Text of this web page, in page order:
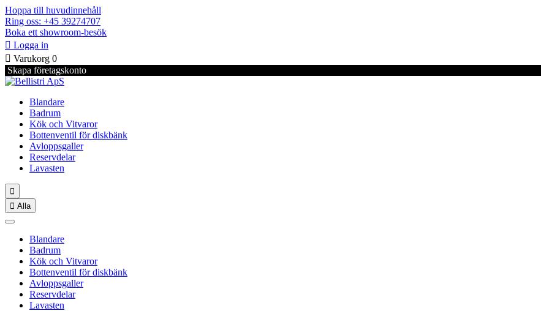
Hoppa till huvudinnehåll
Ring oss: +45 39274707
Boka ett showroom-besök
 Logga in
 Varukorg 0
Skapa företagskonto
Blandare
Badrum
Kök och Vitvaror
Bottenventil för diskbänk
Avloppsgaller
Reservdelar
Lavasten

 Alla
Blandare
Badrum
Kök och Vitvaror
Bottenventil för diskbänk
Avloppsgaller
Reservdelar
Lavasten